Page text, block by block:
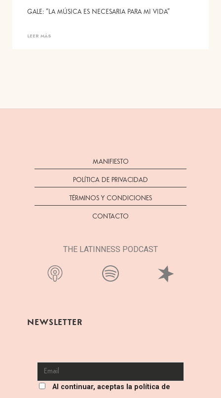
GALE: “LA MÚSICA ES NECESARIA PARA MI VIDA”
LEER MÁS
MANIFIESTO
POLÍTICA DE PRIVACIDAD
TÉRMINOS Y CONDICIONES
CONTACTO
THE LATINNESS PODCAST
NEWSLETTER
Al continuar, aceptas la política de